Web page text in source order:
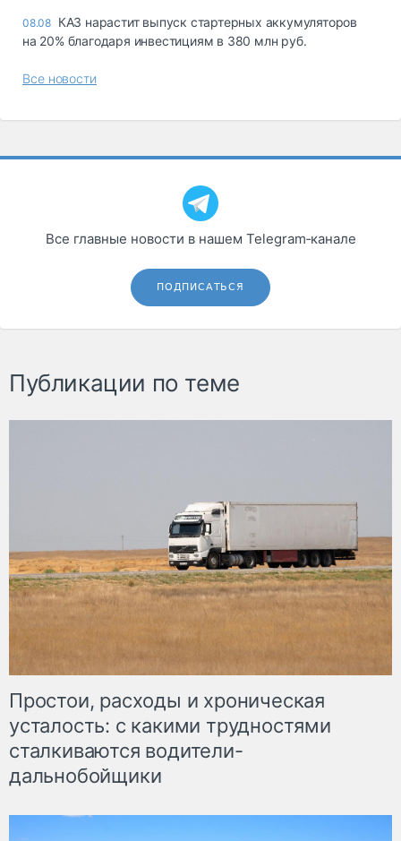
08.08 КАЗ нарастит выпуск стартерных аккумуляторов
на 20% благодаря инвестициям в 380 млн руб.
Все новости
Все главные новости в нашем Telegram‑канале
ПОДПИСАТЬСЯ
Публикации по теме
Простои, расходы и хроническая
усталость: с какими трудностями
сталкиваются водители-
дальнобойщики